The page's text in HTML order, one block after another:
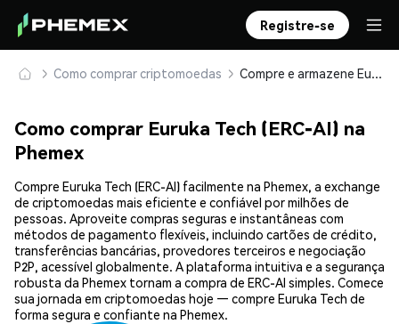
Registre-se
Como comprar criptomoedas Compre e armazene Euruka Tech (ERC-AI) com segurança
Como comprar Euruka Tech (ERC-AI) na
Phemex
Compre Euruka Tech (ERC-AI) facilmente na Phemex, a exchange
de criptomoedas mais eficiente e confiável por milhões de
pessoas. Aproveite compras seguras e instantâneas com
métodos de pagamento flexíveis, incluindo cartões de crédito,
transferências bancárias, provedores terceiros e negociação
P2P, acessível globalmente. A plataforma intuitiva e a segurança
robusta da Phemex tornam a compra de ERC-AI simples. Comece
sua jornada em criptomoedas hoje — compre Euruka Tech de
forma segura e confiante na Phemex.